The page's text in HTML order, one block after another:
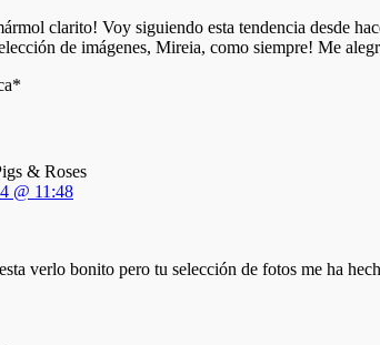
clarito! Voy siguiendo esta tendencia desde
de imágenes, Mireia, como siempre! Me
& Roses
@ 11:48
verlo bonito pero tu selección de fotos me ha